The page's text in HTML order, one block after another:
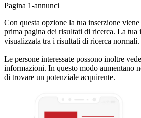
Pagina 1-annunci
Con questa opzione la tua inserzione
prima pagina dei risultati di ricerca. La tua
visualizzata tra i risultati di ricerca normali.
Le persone interessate possono inoltre
informazioni. In questo modo aumentano
di trovare un potenziale acquirente.